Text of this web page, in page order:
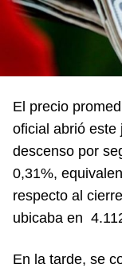
El precio
oficial abrió este
descenso por
0,31%,
respecto al
ubicaba en
En la tarde, se